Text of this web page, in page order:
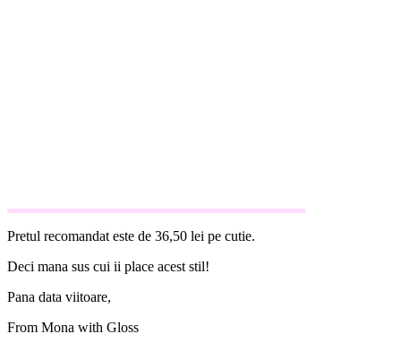
Pretul recomandat este de 36,50 lei pe cutie.
Deci mana sus cui ii place acest stil!
Pana data viitoare,
From Mona with Gloss